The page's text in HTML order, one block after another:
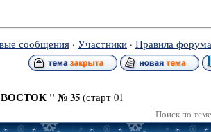
сообщения· Участники· Правила форума
ВОСТОК " № 35 (старт 01